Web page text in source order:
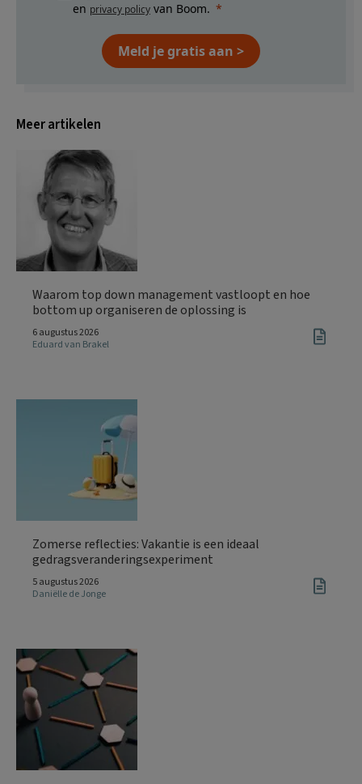
en privacy policy van Boom.
Meld je gratis aan >
Meer artikelen
Waarom top down management vastloopt en hoe
bottom up organiseren de oplossing is
6 augustus 2026
Eduard van Brakel
Zomerse reflecties: Vakantie is een ideaal
gedragsveranderingsexperiment
5 augustus 2026
Daniëlle de Jonge